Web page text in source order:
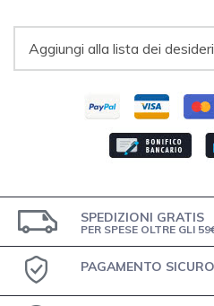
Aggiungi alla lista dei desideri
SPEDIZIONI GRATIS
PER SPESE OLTRE GLI
PAGAMENTO SICURO